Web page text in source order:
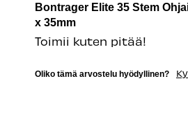
Bontrager Elite 35 Stem
x 35mm
Toimii kuten pitää!
Oliko tämä arvostelu hyödyllinen?